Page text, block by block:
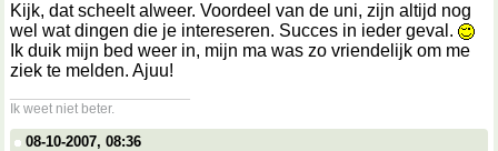
Kijk, dat scheelt alweer. Voordeel van de uni, zijn altijd nog
wel wat dingen die je intereseren. Succes in ieder geval.
Ik duik mijn bed weer in, mijn ma was zo vriendelijk om me
ziek te melden. Ajuu!
Ik weet niet beter.
08-10-2007, 08:36